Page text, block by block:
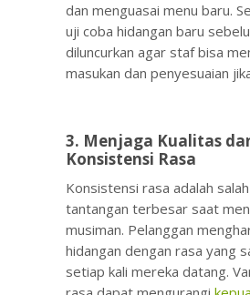
dan menguasai menu baru.
uji coba hidangan baru
diluncurkan agar staf bisa
masukan dan penyesuaian
3. Menjaga Kualitas
Konsistensi Rasa
Konsistensi rasa adalah
tantangan terbesar saat
musiman. Pelanggan
hidangan dengan rasa yang
setiap kali mereka datang.